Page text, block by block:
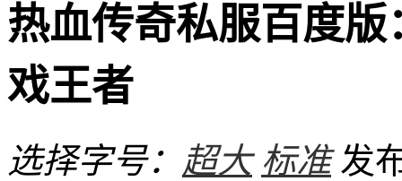
热血传奇私服百度
戏王者
选择字号： 超大 标准 发